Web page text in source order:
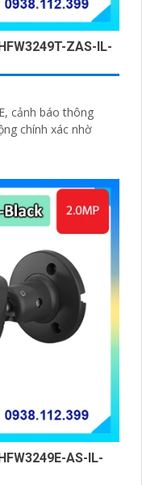
ZAS-IL-
cảnh báo thông
chính xác nhờ
AS-IL-